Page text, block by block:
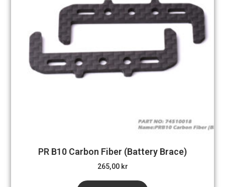
PR B10 Carbon Fiber (Battery Brace)
265,00 kr